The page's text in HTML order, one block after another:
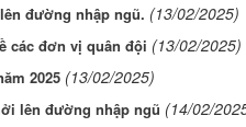
đường nhập ngũ. (13/02/2025)
các đơn vị quân đội (13/02/2025)
2025 (13/02/2025)
lên đường nhập ngũ (14/02/